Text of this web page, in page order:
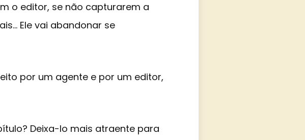
o editor, se não capturarem a
Ele vai abandonar se
por um agente e por um editor,
Deixa-lo mais atraente para